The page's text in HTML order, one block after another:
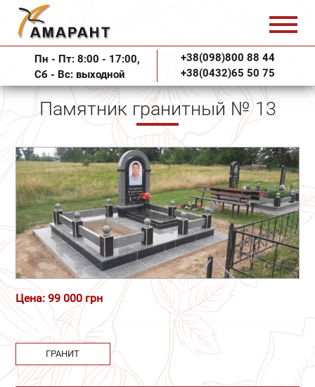
Пн - Пт: 8:00 - 17:00,
Сб - Вс: выходной
+38(098)800 88 44
+38(0432)65 50 75
Памятник гранитный № 13
Цена: 99 000 грн
ГРАНИТ